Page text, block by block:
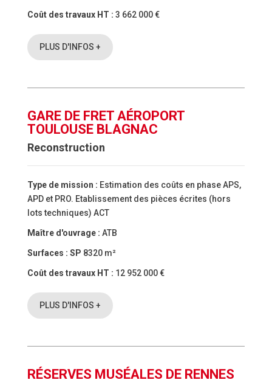
Coût des travaux HT : 3 662 000 €
PLUS D'INFOS +
GARE DE FRET AÉROPORT
TOULOUSE BLAGNAC
Reconstruction
Type de mission : Estimation des coûts en phase APS,
APD et PRO. Etablissement des pièces écrites (hors
lots techniques) ACT
Maître d'ouvrage : ATB
Surfaces : SP 8320 m²
Coût des travaux HT : 12 952 000 €
PLUS D'INFOS +
RÉSERVES MUSÉALES DE RENNES